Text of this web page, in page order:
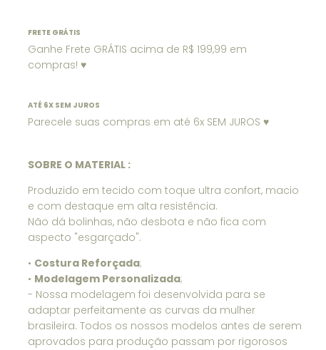
FRETE GRÁTIS
Ganhe Frete GRÁTIS acima de R$ 199,99 em
compras! ♥
ATÉ 6X SEM JUROS
Parecele suas compras em até 6x SEM JUROS ♥
SOBRE O MATERIAL :
Produzido em tecido com toque ultra confort, macio
e com destaque em alta resistência.
Não dá bolinhas, não desbota e não fica com
aspecto "esgarçado".
• Costura Reforçada;
• Modelagem Personalizada;
- Nossa modelagem foi desenvolvida para se
adaptar perfeitamente as curvas da mulher
brasileira. Todos os nossos modelos antes de serem
aprovados para produção passam por rigorosos